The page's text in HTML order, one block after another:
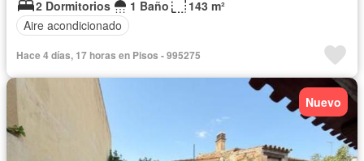
2 Dormitorios
1 Baño
143 m²
Aire acondicionado
Hace 4 días, 17 horas en Pisos - 995275
Nuevo